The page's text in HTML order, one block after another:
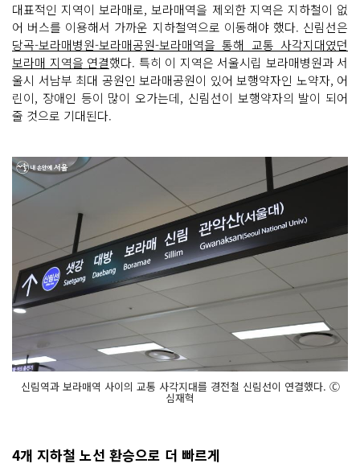
대표적인 지역이 보라매로, 보라매역을 제외한 지역은 지하철이 없
어 버스를 이용해서 가까운 지하철역으로 이동해야 했다. 신림선은
당곡-보라매병원-보라매공원-보라매역을 통해 교통 사각지대였던
보라매 지역을 연결했다. 특히 이 지역은 서울시립 보라매병원과 서
울시 서남부 최대 공원인 보라매공원이 있어 보행약자인 노약자, 어
린이, 장애인 등이 많이 오가는데, 신림선이 보행약자의 발이 되어
줄 것으로 기대된다.
신림역과 보라매역 사이의 교통 사각지대를 경전철 신림선이 연결했다. Ⓒ
심재혁
4개 지하철 노선 환승으로 더 빠르게